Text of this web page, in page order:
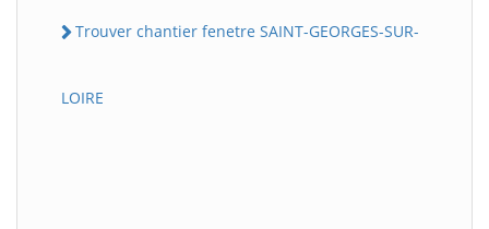
Trouver chantier fenetre SAINT-GEORGES-SUR-
LOIRE